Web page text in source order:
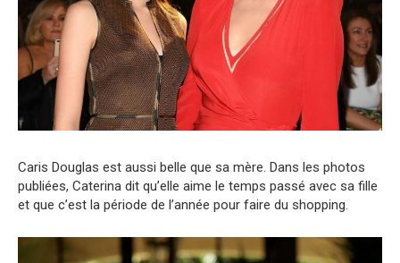
Caris Douglas est aussi belle que sa mère. Dans les photos
publiées, Caterina dit qu’elle aime le temps passé avec sa fille
et que c’est la période de l’année pour faire du shopping.